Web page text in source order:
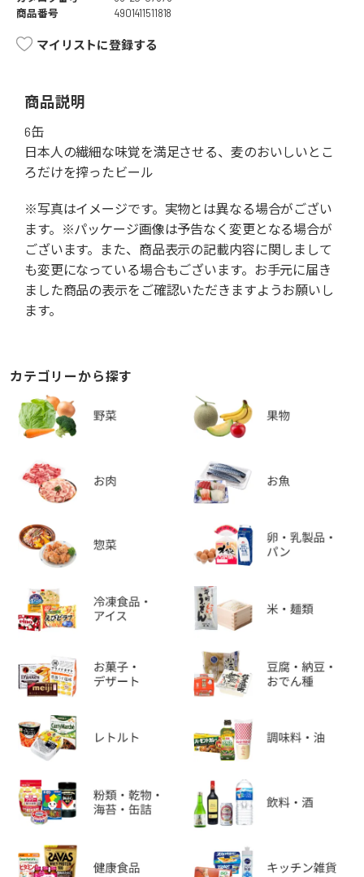
商品番号
4901411511818
マイリストに登録する
商品説明
6缶
日本人の繊細な味覚を満足させる、麦のおいしいとこ
ろだけを搾ったビール
※写真はイメージです。実物とは異なる場合がござい
ます。※パッケージ画像は予告なく変更となる場合が
ございます。また、商品表示の記載内容に関しまして
も変更になっている場合もございます。お手元に届き
ました商品の表示をご確認いただきますようお願いし
ます。
カテゴリーから探す